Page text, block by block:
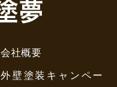
会社概要
外壁塗装キャンペー